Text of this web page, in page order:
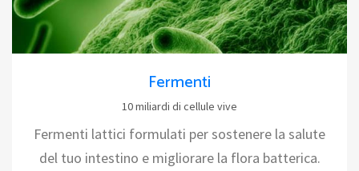
Fermenti
10 miliardi di cellule vive
Fermenti lattici formulati per sostenere la salute
del tuo intestino e migliorare la flora batterica.